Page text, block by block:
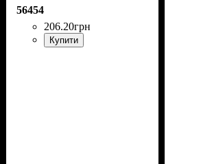
56454
206.20грн
Купити